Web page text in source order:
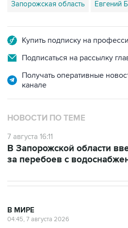
Запорожская область Евгений
Купить подписку на
Подписаться на рассылку
Получать оперативные
канале
НОВОСТИ ПО ТЕМЕ
7 августа 16:11
В Запорожской области
за перебоев с
В МИРЕ
04:45, 7 августа 2026